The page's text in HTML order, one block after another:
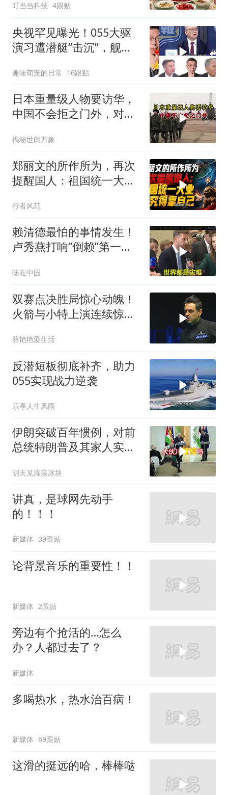
叮当当科技 4跟贴
央视罕见曝光！055大驱
演习遭潜艇“击沉”，舰长
趣味萌宠的日常 16跟贴
日本重量级人物要访华，
中国不会拒之门外，对日
揭秘世间万象
郑丽文的所作所为，再次
提醒国人：祖国统一大
行者风范
赖清德最怕的事情发生！
卢秀燕打响“倒赖”第一
味在中国
双赛点决胜局惊心动魄！
火箭与小特上演连续惊险
薛艳艳爱生活
反潜短板彻底补齐，助力
055实现战力逆袭
乐享人生风雨
伊朗突破百年惯例，对前
总统特朗普及其家人实施
明天见灌装冰块
讲真，是球网先动手
的！！！
新媒体 39跟贴
论背景音乐的重要性！！
新媒体 2跟贴
旁边有个抢活的…怎么
办？人都过去了？
新媒体
多喝热水，热水治百病！
新媒体 69跟贴
这滑的挺远的哈，棒棒哒